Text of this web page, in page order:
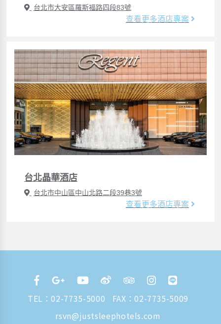
台北市大安區羅斯福路四段83號
查看更多酒店專案
台北晶華酒店
台北市中山區中山北路二段39巷3號
查看更多酒店專案
TEL：02-7735-5000
FAX：02-7735-5009
rsvn@justsleephotels.com